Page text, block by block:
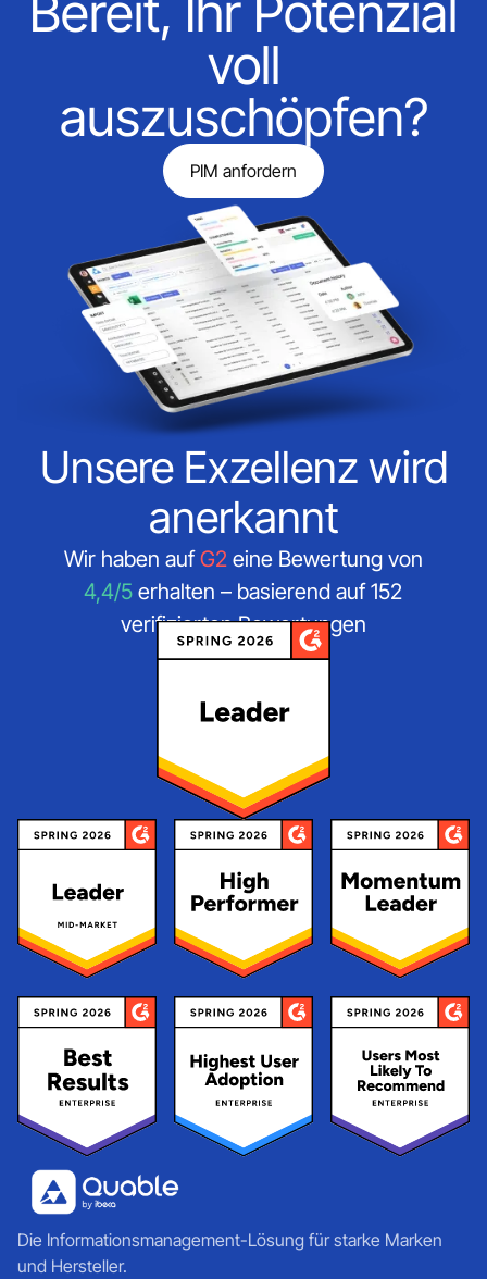
voll
auszuschöpfen?
PIM anfordern
Unsere Exzellenz wird
anerkannt
Wir haben aufG2eine Bewertung von
4,4/5 erhalten – basierend auf 152
verifizierten Bewertungen
Die Informationsmanagement-Lösung für starke Marken
und Hersteller.